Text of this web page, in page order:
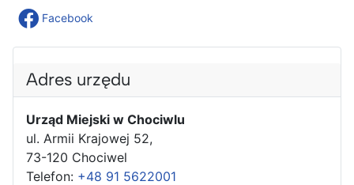
Facebook
Adres urzędu
Urząd Miejski w Chociwlu
ul. Armii Krajowej 52,
73-120 Chociwel
Telefon: +48 91 5622001